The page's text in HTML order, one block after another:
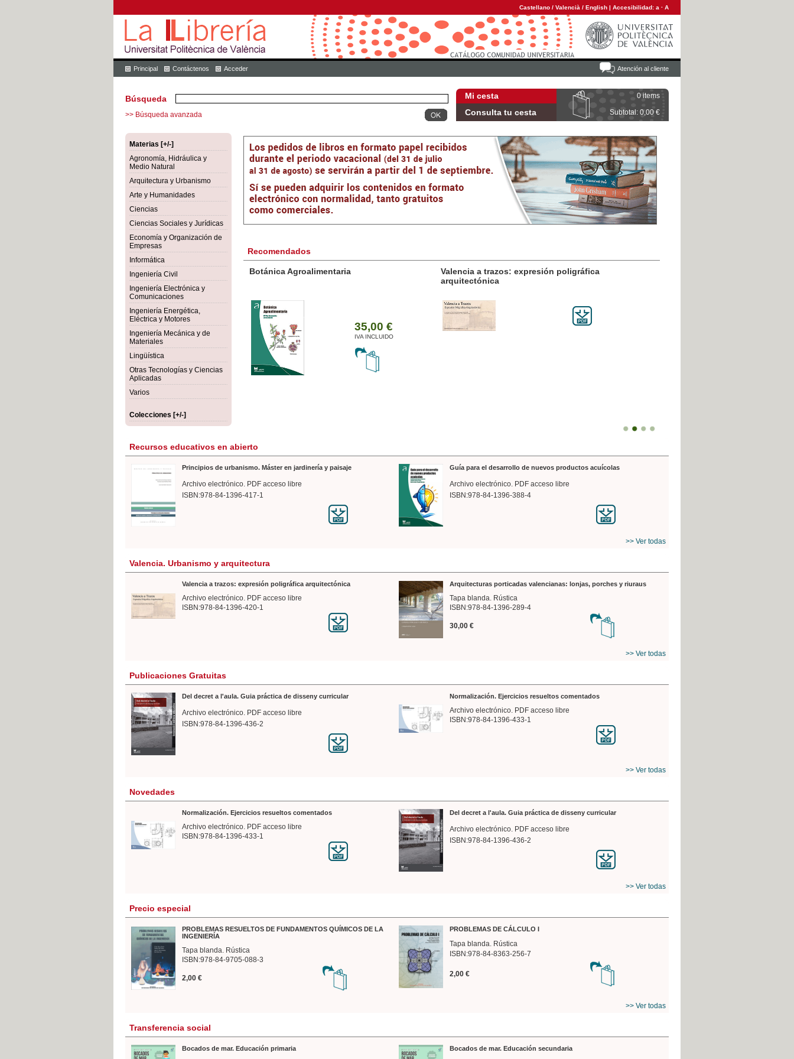
Castellano / Valencià / English | Accesibilidad: a · A
Atención al cliente
Principal Contáctenos Acceder
Mi cesta 0 items
Consulta tu cesta Subtotal: 0,00 €
Búsqueda
>> Búsqueda avanzada
Materias [+/-]
Agronomía, Hidráulica y
Medio Natural
Arquitectura y Urbanismo
Arte y Humanidades
Ciencias
Ciencias Sociales y Jurídicas
Economía y Organización de
Empresas
Informática
Ingeniería Civil
Ingeniería Electrónica y
Comunicaciones
Ingeniería Energética,
Eléctrica y Motores
Ingeniería Mecánica y de
Materiales
Lingüística
Otras Tecnologías y Ciencias
Aplicadas
Varios
Colecciones [+/-]
Recomendados
Botánica Agroalimentaria
35,00 €
IVA INCLUIDO
Valencia a trazos: expresión poligráfica
arquitectónica
Recursos educativos en abierto
Principios de urbanismo. Máster en jardinería y paisaje
Archivo electrónico. PDF acceso libre
ISBN:978-84-1396-417-1
Guía para el desarrollo de nuevos productos acuícolas
Archivo electrónico. PDF acceso libre
ISBN:978-84-1396-388-4
>> Ver todas
Valencia. Urbanismo y arquitectura
Valencia a trazos: expresión poligráfica arquitectónica
Archivo electrónico. PDF acceso libre
ISBN:978-84-1396-420-1
Arquitecturas porticadas valencianas: lonjas, porches y riuraus
Tapa blanda. Rústica
ISBN:978-84-1396-289-4
30,00 €
>> Ver todas
Publicaciones Gratuitas
Del decret a l'aula. Guia práctica de disseny curricular
Archivo electrónico. PDF acceso libre
ISBN:978-84-1396-436-2
Normalización. Ejercicios resueltos comentados
Archivo electrónico. PDF acceso libre
ISBN:978-84-1396-433-1
>> Ver todas
Novedades
Normalización. Ejercicios resueltos comentados
Archivo electrónico. PDF acceso libre
ISBN:978-84-1396-433-1
Del decret a l'aula. Guia práctica de disseny curricular
Archivo electrónico. PDF acceso libre
ISBN:978-84-1396-436-2
>> Ver todas
Precio especial
PROBLEMAS RESUELTOS DE FUNDAMENTOS QUÍMICOS DE LA
INGENIERÍA
Tapa blanda. Rústica
ISBN:978-84-9705-088-3
2,00 €
PROBLEMAS DE CÁLCULO I
Tapa blanda. Rústica
ISBN:978-84-8363-256-7
2,00 €
>> Ver todas
Transferencia social
Bocados de mar. Educación primaria Bocados de mar. Educación secundaria